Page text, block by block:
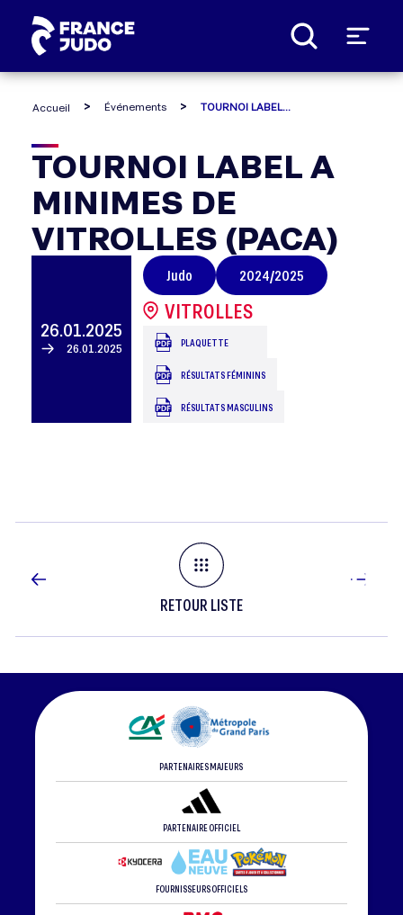
Accueil Événements
TOURNOI
LABEL
A
MINIMES
DE
VITROLLES
(PACA)
TOURNOI LABEL A
MINIMES DE
VITROLLES (PACA)
26.01.2025
26.01.2025
Judo 2024/2025
VITROLLES
PLAQUETTE
RÉSULTATS FÉMININS
RÉSULTATS MASCULINS
RETOUR LISTE
PARTENAIRES MAJEURS
PARTENAIRE OFFICIEL
FOURNISSEURS OFFICIELS